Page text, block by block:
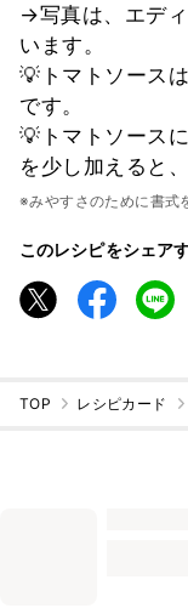
→写真は、エデ
います。
💡トマトソース
です。
💡トマトソース
を少し加えると
※みやすさのために書式
このレシピをシェア
TOP レシピカード